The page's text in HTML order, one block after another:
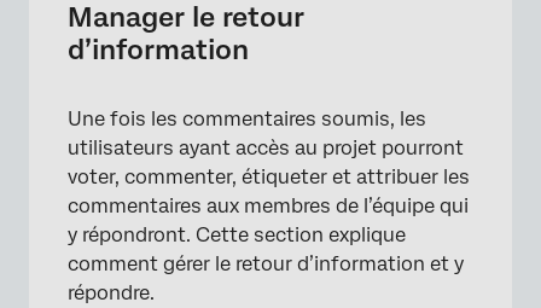
Manager le retour
d’information
Une fois les commentaires soumis, les
utilisateurs ayant accès au projet pourront
voter, commenter, étiqueter et attribuer les
commentaires aux membres de l’équipe qui
y répondront. Cette section explique
comment gérer le retour d’information et y
répondre.